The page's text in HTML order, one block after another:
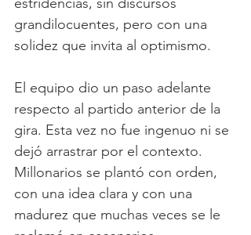
grandilocuentes, pero con una
solidez que invita al optimismo.
El equipo dio un paso adelante
respecto al partido anterior de la
gira. Esta vez no fue ingenuo ni se
dejó arrastrar por el contexto.
Millonarios se plantó con orden,
con una idea clara y con una
madurez que muchas veces se le